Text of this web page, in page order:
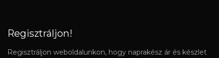
Regisztráljon!
Regisztráljon weboldalunkon, hogy naprakész ár és készlet